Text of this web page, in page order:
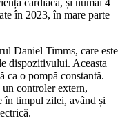
cardiacă, și numai 4
în 2023, în mare parte
Daniel Timms, care este
dispozitivului. Aceasta
ca o pompă constantă.
controler extern,
în timpul zilei, având și